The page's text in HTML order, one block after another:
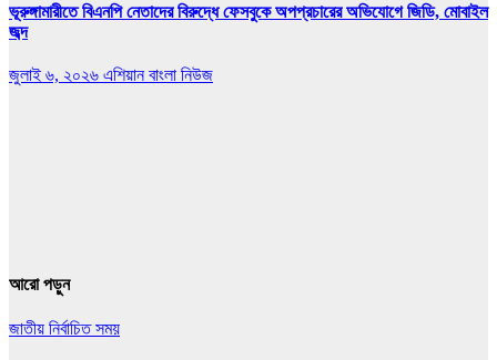
ভূরুঙ্গামারীতে বিএনপি নেতাদের বিরুদ্ধে ফেসবুকে অপপ্রচারের অভিযোগে জিডি, মোবাইল
জব্দ
জুলাই ৬, ২০২৬ এশিয়ান বাংলা নিউজ
আরো পড়ুন
জাতীয় নির্বাচিত সময়